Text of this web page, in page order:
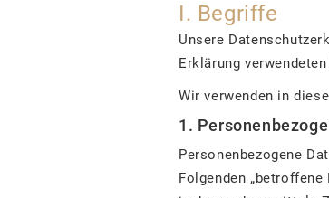
I. Begriffe
Unsere
Erklärung
Wir verwenden in
1.
Personenbezogene
Folgenden